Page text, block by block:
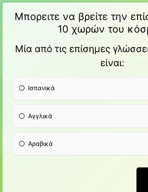
Μπορειτε να βρείτε την
10 χωρών του
Μία από τις επίσημες
είναι:
Ισπανικά
Αγγλικά
Αραβικά